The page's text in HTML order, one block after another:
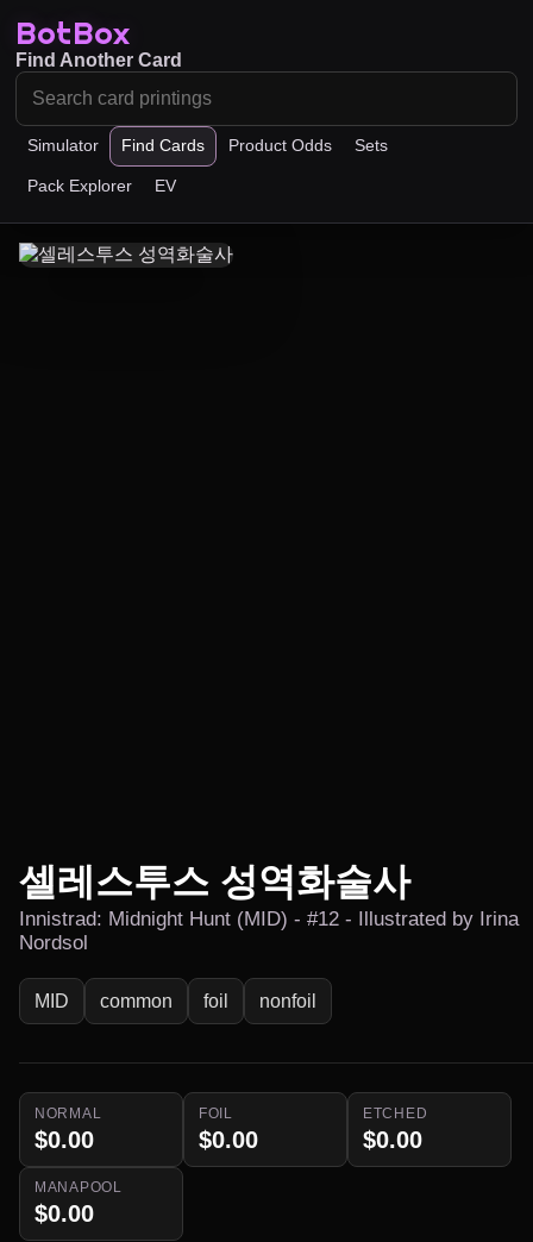
BotBox
Simulator Find Cards Product Odds Sets
Pack Explorer EV
Find Another Card
셀레스투스 성역화술사
Innistrad: Midnight Hunt (MID) - #12 - Illustrated by Irina
Nordsol
MID common foil nonfoil
NORMAL
$0.00
FOIL
$0.00
ETCHED
$0.00
MANAPOOL
$0.00